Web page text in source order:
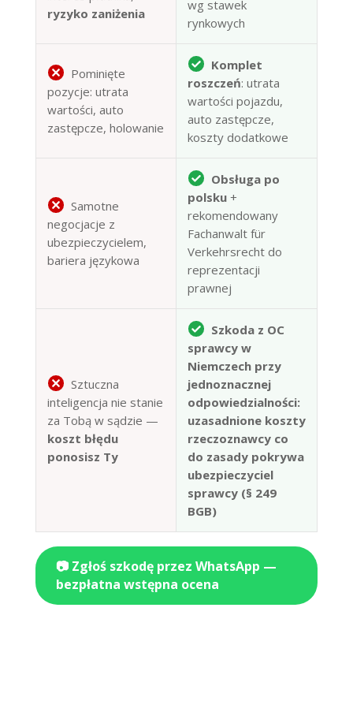
ryzyko zaniżenia
wg stawek
rynkowych
Pominięte
pozycje: utrata
wartości, auto
zastępcze, holowanie
Komplet
roszczeń: utrata
wartości pojazdu,
auto zastępcze,
koszty dodatkowe
Samotne
negocjacje z
ubezpieczycielem,
bariera językowa
Obsługa po
polsku+
rekomendowany
Fachanwalt für
Verkehrsrecht do
reprezentacji
prawnej
Sztuczna
inteligencja nie stanie
za Tobą w sądzie —
koszt błędu
ponosisz Ty
Szkoda z OC
sprawcy w
Niemczech przy
jednoznacznej
odpowiedzialności:
uzasadnione koszty
rzeczoznawcy co
do zasady pokrywa
ubezpieczyciel
sprawcy (§ 249
BGB)
📷 Zgłoś szkodę przez WhatsApp —
bezpłatna wstępna ocena